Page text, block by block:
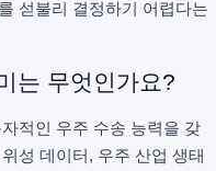
섣불리 결정하기 어렵다는
는 무엇인가요?
적인 우주 수송 능력을 갖
성 데이터, 우주 산업 생태